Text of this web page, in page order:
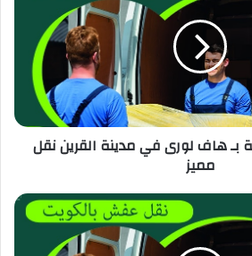
بـ هاف لورى في مدينة القرين نقل
مميز